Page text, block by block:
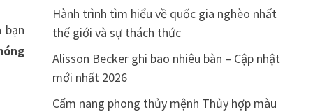
bạn
Hành trình tìm hiểu về quốc gia nghèo nhất
thế giới và sự thách thức
Alisson Becker ghi bao nhiêu bàn – Cập nhật
mới nhất 2026
Cẩm nang phong thủy mệnh Thủy hợp màu